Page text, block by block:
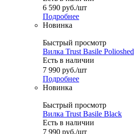
6 590 руб./шт
Подробнее
Новинка
Быстрый просмотр
Вилка Trust Basile Polioshed
Есть в наличии
7 990 руб./шт
Подробнее
Новинка
Быстрый просмотр
Вилка Trust Basile Black
Есть в наличии
7 990 руб./шт